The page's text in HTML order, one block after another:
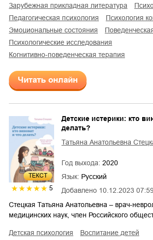
зарубежная прикладная литература
педагогическая психология
психология
эмоциональные состояния
психологические исследования
когнитивно-поведенческая терапия
Читать онлайн
ТЕКСТ
5 Добавлено 10.12.2023
Детские истерики: кто
делать?
Татьяна Анатольевна
Год выхода: 2020
Язык: Русский
Стецкая Татьяна Анатольевна – врач-
медицинских наук, член Российского
детская психология
воспитание детей